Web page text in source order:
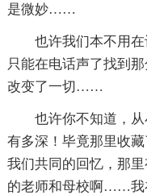
是微妙……
也许我们本不用
只能在电话声了找到
改变了一切……
也许你不知道，
有多深！毕竟那里收
我们共同的回忆，那
的老师和母校啊……我